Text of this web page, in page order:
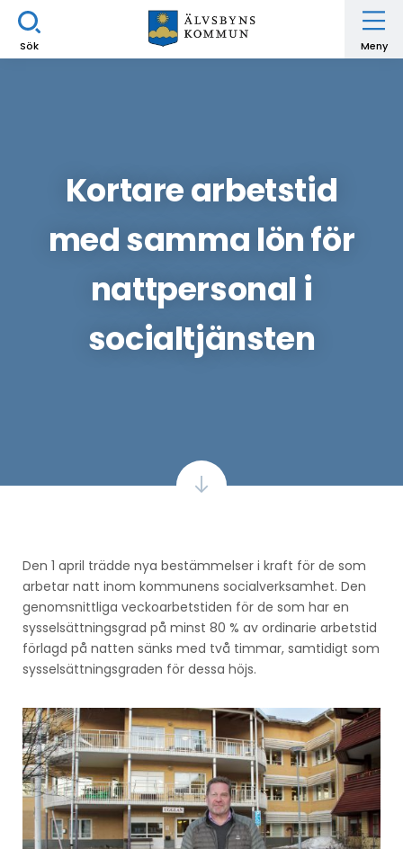
Sök Meny
Kortare arbetstid
med samma lön för
nattpersonal i
socialtjänsten
Den 1 april trädde nya bestämmelser i kraft för de som
arbetar natt inom kommunens socialverksamhet. Den
genomsnittliga veckoarbetstiden för de som har en
sysselsättningsgrad på minst 80 % av ordinarie arbetstid
förlagd på natten sänks med två timmar, samtidigt som
sysselsättningsgraden för dessa höjs.